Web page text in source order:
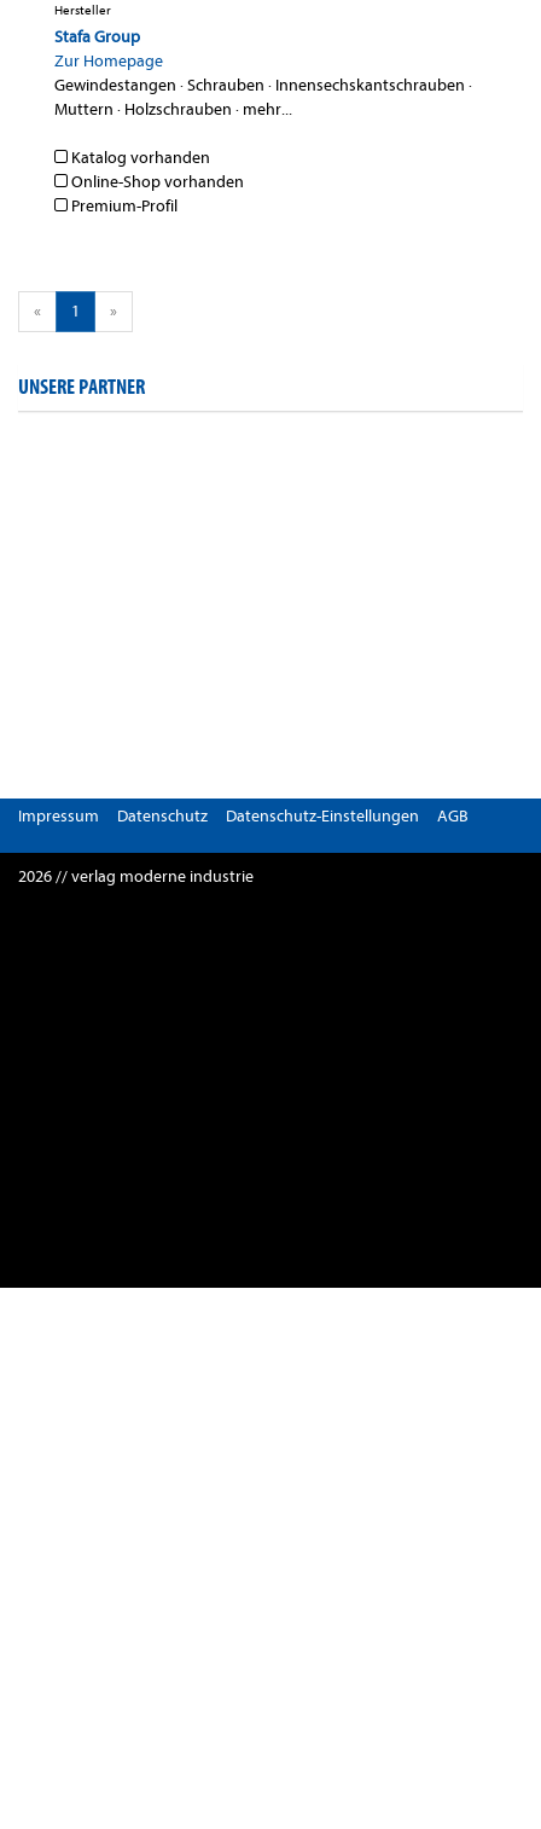
Hersteller
Stafa Group
Zur Homepage
Gewindestangen ·Schrauben · Innensechskantschrauben ·
Muttern · Holzschrauben · mehr...
Katalog vorhanden
Online-Shop vorhanden
Premium-Profil
« 1 »
UNSERE PARTNER
Impressum Datenschutz Datenschutz-Einstellungen AGB
2026 // verlag moderne industrie